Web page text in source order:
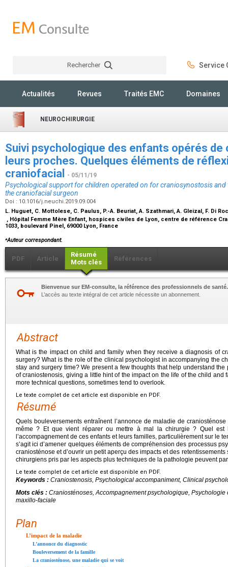
Rechercher Service
Actualités Revues Traités EMC Domaines
NEUROCHIRURGIE
Suivi psychologique des enfants opérés
leurs proches. Quelques éléments de
craniofacial
- 05/11/19
Psychological support for children operated on for craniosynostosis and
the craniofacial surgeon
Doi : 10.1016/j.neuchi.2019.09.004
L. Huguet, C. Mottolese, C. Paulus, P.-A. Beuriat, A. Szathmari, A. Gleizal, F. Di
, Hôpital Femme Mère Enfant, hospices civiles de Lyon, centre de référence
1033, boulevard Pinel, 69000 Lyon, France
⁎Auteur correspondant.
PDF Article
Résumé
Mots clés
Références
Bienvenue sur EM-consulte, la référence des professionnels de santé.
L’accès au texte intégral de cet article nécessite un abonnement.
Abstract
What is the impact on child and family when they receive a diagnosis of
surgery? What is the role of the clinical psychologist in accompanying the
stay and surgery time? We present a few thoughts that help understand
of craniostenosis, giving a little hint of the impact on the life of the child and
more technical questions, sometimes tend to overlook.
Le texte complet de cet article est disponible en PDF.
Résumé
Quels bouleversements entraînent l’annonce de maladie de
même ? Et que vient réparer ou mettre à mal la chirurgie ? Quel est
l’accompagnement de ces enfants et leurs familles, particulièrement sur le
s’agit ici d’amener quelques éléments de compréhension des processus
craniosténose et d’ouvrir un petit aperçu des impacts et des
chirurgiens pris par les aspects plus techniques de la pathologie peuvent
Le texte complet de cet article est disponible en PDF.
Keywords : Craniostenosis, Psychological accompaniment, Clinical
Mots clés : Craniosténoses, Accompagnement psychologique,
maxillo-faciale
Plan
L’impact de la maladie
L’annonce du diagnostic
Bouleversement de la famille
La craniosténose, une maladie qui se voit